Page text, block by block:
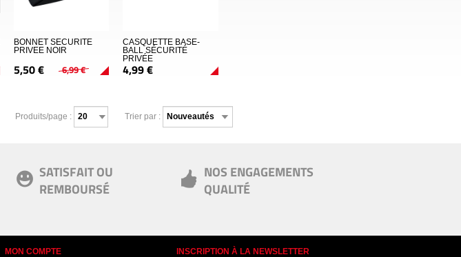
BONNET SECURITE
PRIVEE NOIR
5,50€ 6,99€
CASQUETTE BASE-
BALL SÉCURITÉ
PRIVÉE
4,99€
Produits/page : Trier par :
SATISFAIT OU
REMBOURSÉ
NOS ENGAGEMENTS
QUALITÉ
MON COMPTE INSCRIPTION À LA NEWSLETTER